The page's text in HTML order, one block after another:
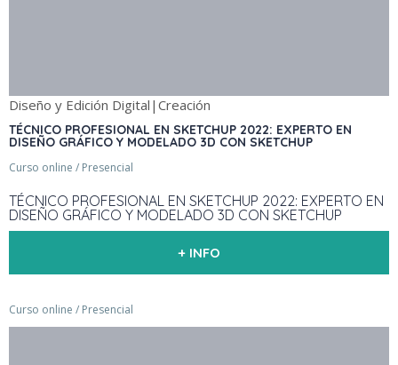
Diseño y Edición Digital|Creación
TÉCNICO PROFESIONAL EN SKETCHUP 2022: EXPERTO EN
DISEÑO GRÁFICO Y MODELADO 3D CON SKETCHUP
Curso online / Presencial
TÉCNICO PROFESIONAL EN SKETCHUP 2022: EXPERTO EN
DISEÑO GRÁFICO Y MODELADO 3D CON SKETCHUP
+ INFO
Curso online / Presencial